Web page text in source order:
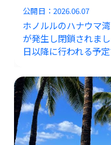
公開日：2026.06.07
ホノルルのハナウマ
が発生し閉鎖されま
日以降に行われる予定